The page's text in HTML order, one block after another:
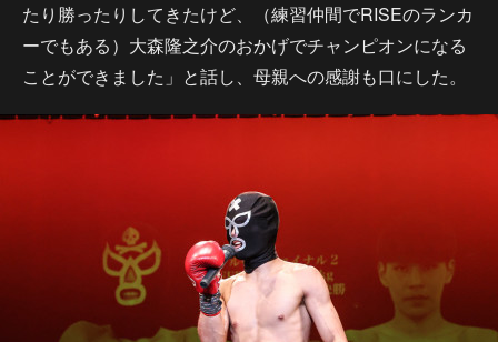
たり勝ったりしてきたけど、（練習仲間でRISEのランカ
ーでもある）大森隆之介のおかげでチャンピオンになる
ことができました」と話し、母親への感謝も口にした。